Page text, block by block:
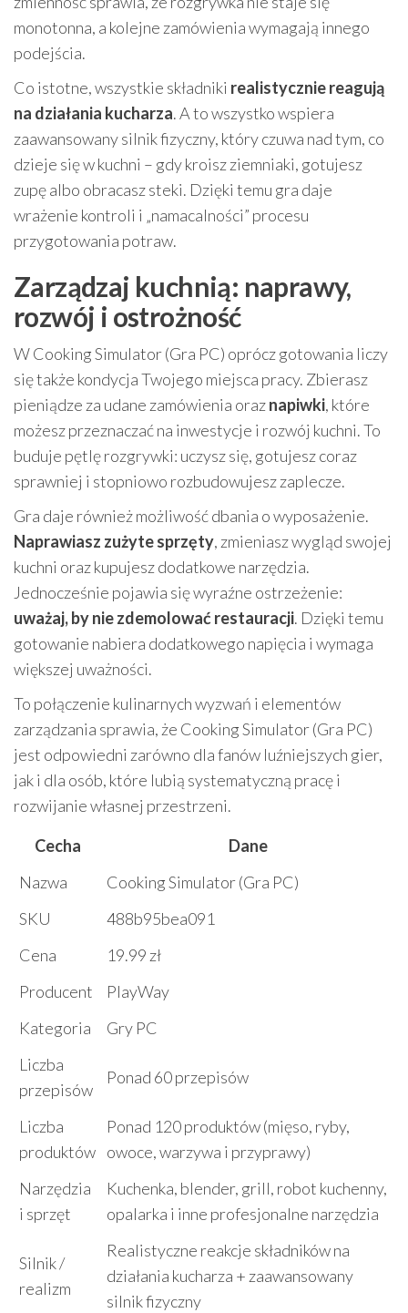
monotonna, a kolejne zamówienia wymagają innego
podejścia.
Co istotne, wszystkie składniki realistycznie reagują
na działania kucharza. A to wszystko wspiera
zaawansowany silnik fizyczny, który czuwa nad tym, co
dzieje się w kuchni – gdy kroisz ziemniaki, gotujesz
zupę albo obracasz steki. Dzięki temu gra daje
wrażenie kontroli i „namacalności” procesu
przygotowania potraw.
Zarządzaj kuchnią: naprawy,
rozwój i ostrożność
W Cooking Simulator (Gra PC) oprócz gotowania liczy
się także kondycja Twojego miejsca pracy. Zbierasz
pieniądze za udane zamówienia oraznapiwki, które
możesz przeznaczać na inwestycje i rozwój kuchni. To
buduje pętlę rozgrywki: uczysz się, gotujesz coraz
sprawniej i stopniowo rozbudowujesz zaplecze.
Gra daje również możliwość dbania o wyposażenie.
Naprawiasz zużyte sprzęty, zmieniasz wygląd swojej
kuchni oraz kupujesz dodatkowe narzędzia.
Jednocześnie pojawia się wyraźne ostrzeżenie:
uważaj, by nie zdemolować restauracji. Dzięki temu
gotowanie nabiera dodatkowego napięcia i wymaga
większej uważności.
To połączenie kulinarnych wyzwań i elementów
zarządzania sprawia, że Cooking Simulator (Gra PC)
jest odpowiedni zarówno dla fanów luźniejszych gier,
jak i dla osób, które lubią systematyczną pracę i
rozwijanie własnej przestrzeni.
Cecha
Dane
Nazwa
Cooking Simulator (Gra PC)
SKU
488b95bea091
Cena
19.99 zł
Producent
PlayWay
Kategoria
Gry PC
Liczba
przepisów
Ponad 60 przepisów
Liczba
produktów
Ponad 120 produktów (mięso, ryby,
owoce, warzywa i przyprawy)
Narzędzia
i sprzęt
Kuchenka, blender, grill, robot kuchenny,
opalarka i inne profesjonalne narzędzia
Silnik /
realizm
Realistyczne reakcje składników na
działania kucharza + zaawansowany
silnik fizyczny